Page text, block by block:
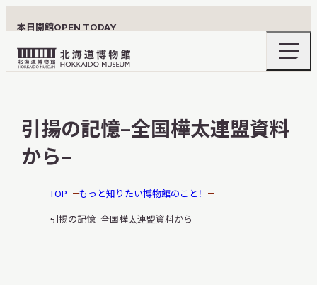
本日開館OPEN TODAY
北
博
館
ナ
ビ
ン
引揚の記憶–全国樺太連盟資料
から–
TOP
もっと知りたい博物館のこと！
引揚の記憶–全国樺太連盟資料から–